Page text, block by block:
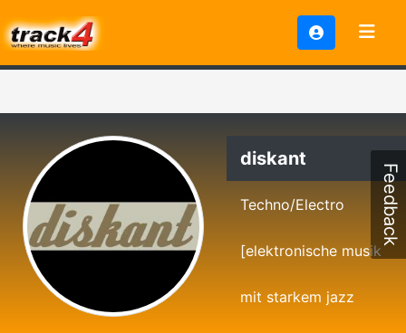
diskant
Techno/Electro
[elektronische musik
mit starkem jazz
Feedback